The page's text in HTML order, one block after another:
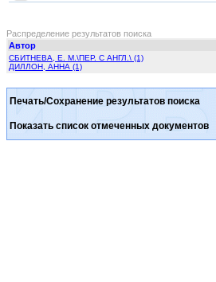
Распределение результатов поиска
Автор
СБИТНЕВА, Е. М.\ПЕР. С АНГЛ.\ (1)
ДИЛЛОН, АННА (1)
Печать/Сохранение результатов поиска
Показать список отмеченных документов